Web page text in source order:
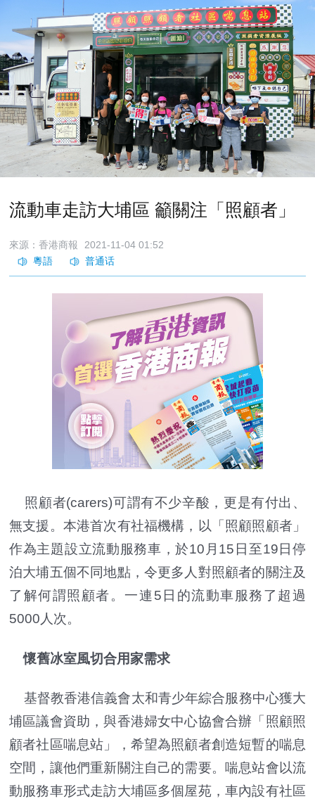
流動車走訪大埔區 籲關注「照顧者」
來源：香港商報 2021-11-04 01:52
照顧者(carers)可謂有不少辛酸，更是有付出、
無支援。本港首次有社福機構，以「照顧照顧者」
作為主題設立流動服務車，於10月15日至19日停
泊大埔五個不同地點，令更多人對照顧者的關注及
了解何謂照顧者。一連5日的流動車服務了超過
5000人次。
懷舊冰室風切合用家需求
基督教香港信義會太和青少年綜合服務中心獲大
埔區議會資助，與香港婦女中心協會合辦「照顧照
顧者社區喘息站」，希望為照顧者創造短暫的喘息
空間，讓他們重新關注自己的需要。喘息站會以流
動服務車形式走訪大埔區多個屋苑，車內設有社區